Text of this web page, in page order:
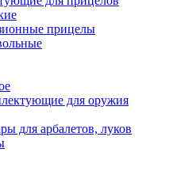
прицелы
для оружия
для арбалетов, луков